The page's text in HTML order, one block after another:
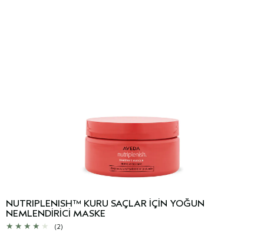
NUTRIPLENISH™ KURU SAÇLAR İÇİN YOĞUN
NEMLENDİRİCİ MASKE
(2)